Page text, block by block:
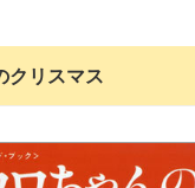
クリスマス